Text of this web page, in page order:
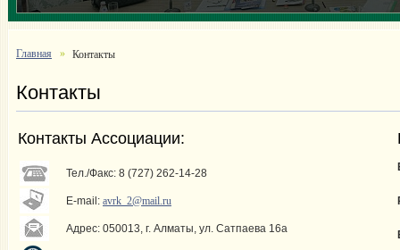
Главная Контакты
Контакты
Контакты Ассоциации:
Тел./Факс: 8 (727) 262-14-28
Е-mail: avrk_2@mail.ru
Адрес: 050013, г. Алматы, ул. Сатпаева 16a